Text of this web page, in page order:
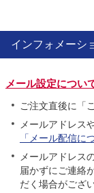
インフォメーシ
メール設定につい
ご注文直後に「
メールアドレス
「メール配信に
メールアドレス
届かずにご連絡
だく場合がござ